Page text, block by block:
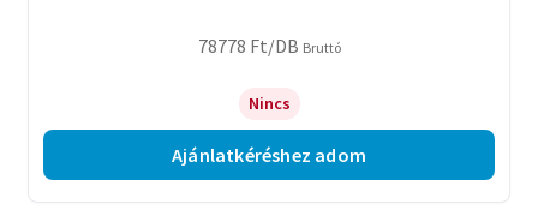
78778 Ft/DB Bruttó
Nincs
Ajánlatkéréshez adom